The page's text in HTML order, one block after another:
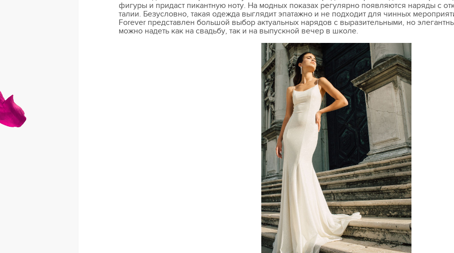
фигуры и придаст пикантную ноту. На модных показах регулярно появляются наряды с
талии. Безусловно, такая одежда выглядит эпатажно и не подходит для чинных
Forever представлен большой выбор актуальных нарядов с выразительными, но
можно надеть как на свадьбу, так и на выпускной вечер в школе.